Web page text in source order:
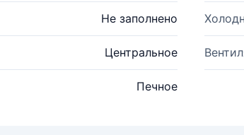
Не заполнено
Центральное
Печное